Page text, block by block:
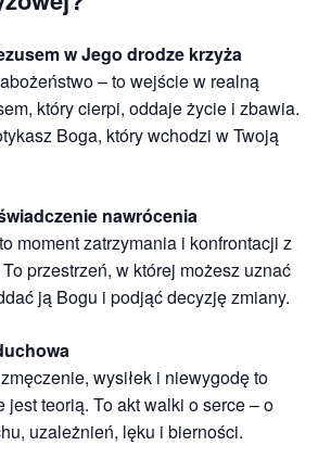
w Jego drodze krzyża
– to wejście w realną
który cierpi, oddaje życie i zbawia.
Boga, który wchodzi w Twoją
nawrócenia
moment zatrzymania i konfrontacji z
przestrzeń, w której możesz uznać
ją Bogu i podjąć decyzję zmiany.
wysiłek i niewygodę to
jest teorią. To akt walki o serce – o
uzależnień, lęku i bierności.